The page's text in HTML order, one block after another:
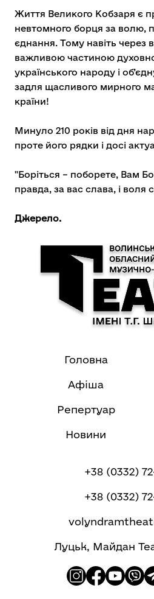
Життя Великого Кобзаря є
невтомного борця за волю,
єднання. Тому навіть через
важливою частиною
українського народу і
задля щасливого мирного
країни!
Минуло 210 років від дня
проте його рядки і досі
"Боріться – поборете, Вам
правда, за вас слава, і воля
Джерело.
Головна
Афіша
Репертуар
Новини
+38 (0332)
+38 (0332)
Луцьк, Майдан